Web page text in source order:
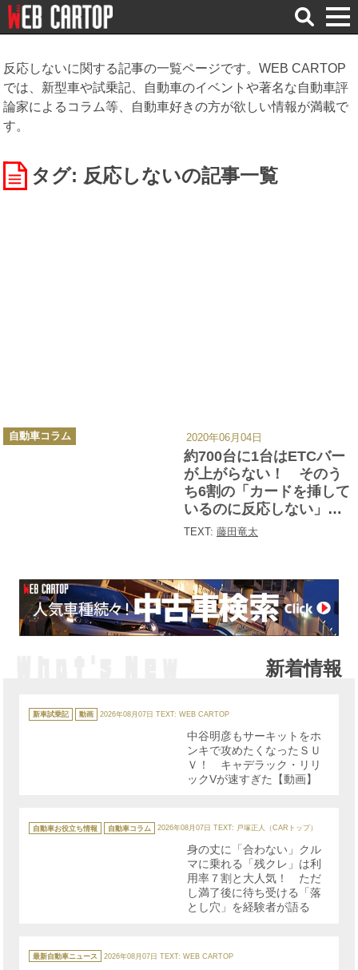
検
索
反応しないに関する記事の一覧ページです。WEB CARTOP
では、新型車や試乗記、自動車のイベントや著名な自動車評
論家によるコラム等、自動車好きの方が欲しい情報が満載で
す。
タグ: 反応しないの記事一覧
約700台に1台はETCバー
が上がらない！ そのう
ち6割の「カードを挿して
いるのに反応しない」原
因とは
TEXT: 藤田竜太
カ
テ
自動車コラム 2020年06月04日
新着情報
カ
テ
ゴ
新車試乗記 動画 2026年08月07日 TEXT: WEB CARTOP
中谷明彦もサーキットをホ
ンキで攻めたくなったＳＵ
Ｖ！ キャデラック・リリ
ックVが速すぎた【動画】
テ
ゴ
自動車お役立ち情報 自動車コラム 2026年08月07日 TEXT: 戸塚正人（CARトップ）
身の丈に「合わない」クル
マに乗れる「残クレ」は利
用率７割と大人気！ ただ
し満了後に待ち受ける「落
とし穴」を経験者が語る
テ
ゴ
最新自動車ニュース 2026年08月07日 TEXT: WEB CARTOP